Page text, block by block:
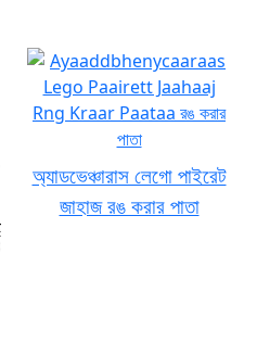
অ্যাডভেঞ্চারাস লেগো পাইরেট
জাহাজ রঙ করার পাতা